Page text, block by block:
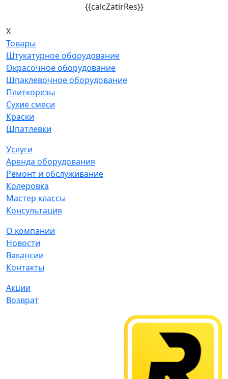
{{calcZatirRes}}
X
Товары
Штукатурное оборудование
Окрасочное оборудование
Шпаклевочное оборудование
Плиткорезы
Сухие смеси
Краски
Шпатлевки
Услуги
Аренда оборудования
Ремонт и обслуживание
Колеровка
Мастер классы
Консультация
О компании
Новости
Вакансии
Контакты
Акции
Возврат